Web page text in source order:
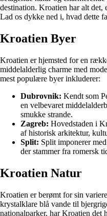
destination. Kroatien har alt det,
Lad os dykke ned i, hvad dette
Kroatien Byer
Kroatien er hjemsted for en
middelalderlig charme med
mest populære byer inkluderer:
Dubrovnik: Kendt som
en velbevaret
smukke strande.
Zagreb: Hovedstaden i
af historisk arkitektur,
Split: Split imponerer
der stammer fra romersk
Kroatien Natur
Kroatien er berømt for sin
krystalklare blå vande til
nationalparker, har Kroatien det